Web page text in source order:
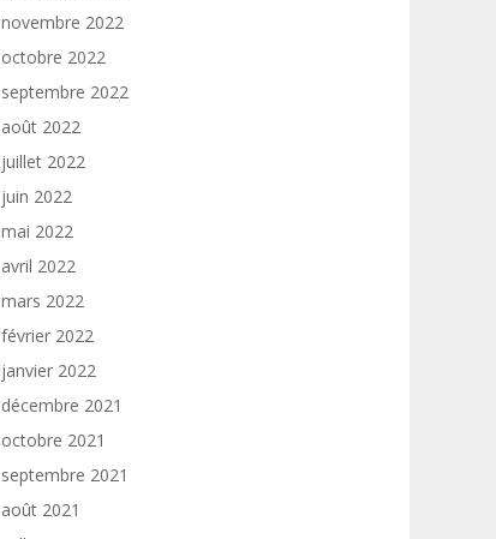
novembre 2022
octobre 2022
septembre 2022
août 2022
juillet 2022
juin 2022
mai 2022
avril 2022
mars 2022
février 2022
janvier 2022
décembre 2021
octobre 2021
septembre 2021
août 2021